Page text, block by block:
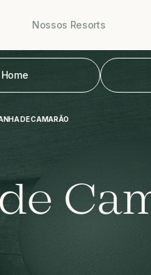
Nossos Resorts
Home
DE CAMARÃO